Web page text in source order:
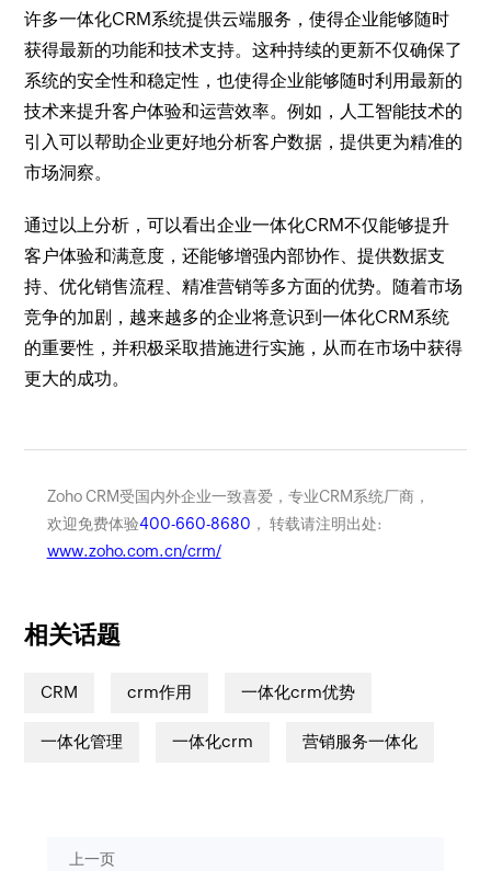
许多一体化CRM系统提供云端服务，使得企业能够随时
获得最新的功能和技术支持。这种持续的更新不仅确保了
系统的安全性和稳定性，也使得企业能够随时利用最新的
技术来提升客户体验和运营效率。例如，人工智能技术的
引入可以帮助企业更好地分析客户数据，提供更为精准的
市场洞察。
通过以上分析，可以看出企业一体化CRM不仅能够提升
客户体验和满意度，还能够增强内部协作、提供数据支
持、优化销售流程、精准营销等多方面的优势。随着市场
竞争的加剧，越来越多的企业将意识到一体化CRM系统
的重要性，并积极采取措施进行实施，从而在市场中获得
更大的成功。
Zoho CRM受国内外企业一致喜爱，专业CRM系统厂商，
欢迎免费体验400-660-8680 ， 转载请注明出处:
www.zoho.com.cn/crm/
相关话题
CRM crm作用 一体化crm优势
一体化管理 一体化crm 营销服务一体化
上一页